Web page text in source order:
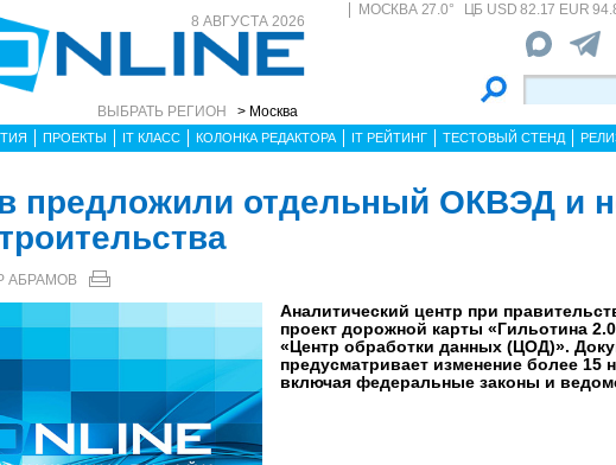
8 АВГУСТА 2026
ВЫБРАТЬ РЕГИОН > Москва
МОСКВА 27.0° ЦБ USD 82.17 EUR
ПРОЕКТЫ IT КЛАСС КОЛОНКА РЕДАКТОРА IT РЕЙТИНГ ТЕСТОВЫЙ СТЕНД
предложили отдельный ОКВЭД и
АБРАМОВ
Аналитический центр при
проект дорожной карты «Гильотина
«Центр обработки данных (ЦОД)».
предусматривает изменение более 15
включая федеральные законы и